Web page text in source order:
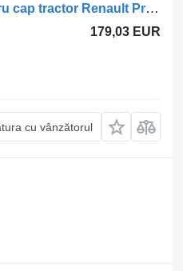
Sisteme de încălzire WEBAST0 Premium (01.96-) 5001850029 pentru cap tractor Renault Premium, Premium 2 (1996-2014)
179,03 EUR
cu vânzătorul